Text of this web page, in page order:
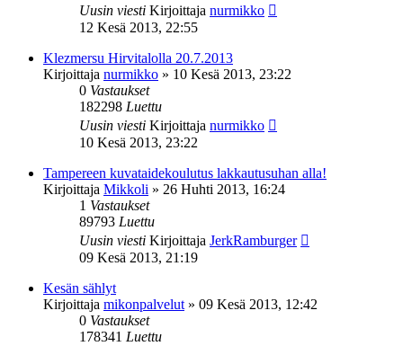
Uusin viesti Kirjoittaja nurmikko
12 Kesä 2013, 22:55
Klezmersu Hirvitalolla 20.7.2013
Kirjoittaja nurmikko » 10 Kesä 2013, 23:22
0 Vastaukset
182298 Luettu
Uusin viesti Kirjoittaja nurmikko
10 Kesä 2013, 23:22
Tampereen kuvataidekoulutus lakkautusuhan alla!
Kirjoittaja Mikkoli » 26 Huhti 2013, 16:24
1 Vastaukset
89793 Luettu
Uusin viesti Kirjoittaja JerkRamburger
09 Kesä 2013, 21:19
Kesän sählyt
Kirjoittaja mikonpalvelut » 09 Kesä 2013, 12:42
0 Vastaukset
178341 Luettu